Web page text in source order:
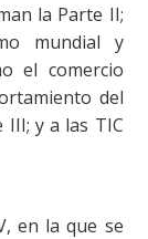
la Parte II;
mundial y
el comercio
del
y a las TIC
en la que se